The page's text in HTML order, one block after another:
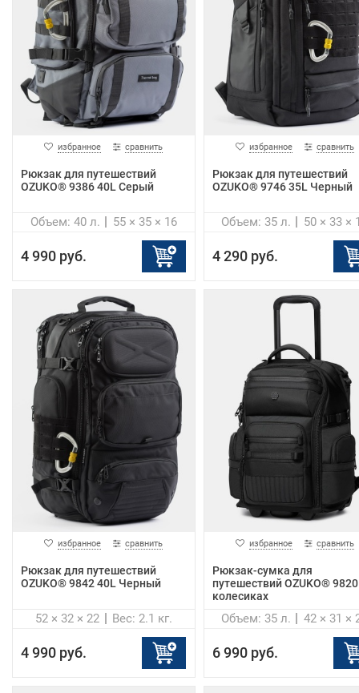
избранное сравнить
Рюкзак для путешествий
OZUKO® 9386 40L Серый
55 × 35 × 16
Объем: 40 л.
4 990 руб.
избранное сравнить
Рюкзак для путешествий
OZUKO® 9746 35L Черный
50 × 33 ×
Объем: 35 л.
4 290 руб.
избранное сравнить
Рюкзак для путешествий
OZUKO® 9842 40L Черный
52 × 32 × 22 Вес: 2.1 кг.
4 990 руб.
избранное сравнить
Рюкзак-сумка для
путешествий OZUKO®
колесиках
42 × 31 ×
Объем: 35 л.
6 990 руб.